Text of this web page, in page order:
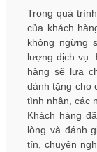
Trong quá
của khách
không ngừng
lượng dịch vụ.
hàng sẽ lựa
dành tặng cho
tình nhân, các
Khách hàng
lòng và đánh
tín, chuyên